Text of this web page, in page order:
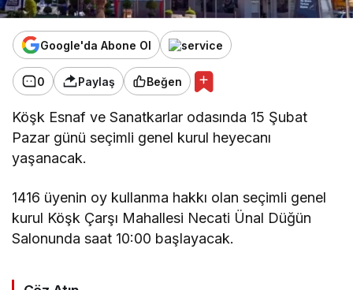
Google'da Abone Ol
0 Paylaş Beğen
Köşk Esnaf ve Sanatkarlar odasında 15 Şubat
Pazar günü seçimli genel kurul heyecanı
yaşanacak.
1416 üyenin oy kullanma hakkı olan seçimli genel
kurul Köşk Çarşı Mahallesi Necati Ünal Düğün
Salonunda saat 10:00 başlayacak.